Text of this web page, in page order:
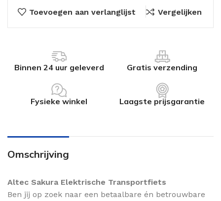
Toevoegen aan verlanglijst Vergelijken
Binnen 24 uur geleverd Gratis verzending
Fysieke winkel Laagste prijsgarantie
Omschrijving
Altec Sakura Elektrische Transportfiets
Ben jij op zoek naar een betaalbare én betrouwbare